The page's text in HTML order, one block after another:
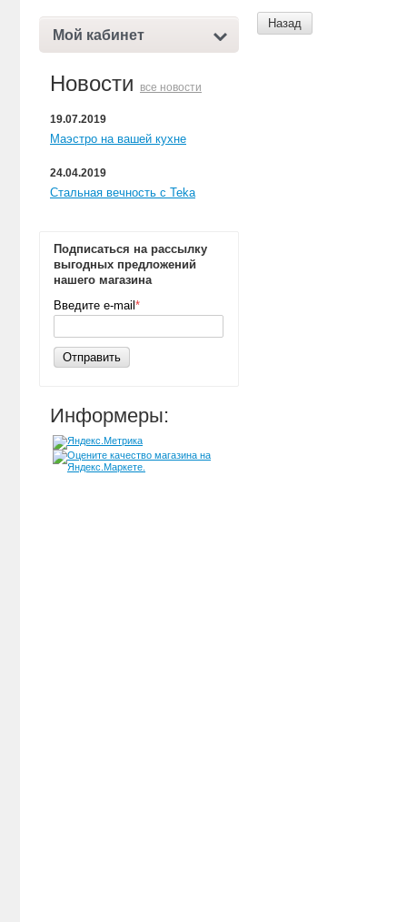
Мой кабинет
Новости все новости
19.07.2019
Маэстро на вашей кухне
24.04.2019
Стальная вечность с Teka
Подписаться на рассылку
выгодных предложений
нашего магазина
Введите e-mail *
Отправить
Информеры:
Назад